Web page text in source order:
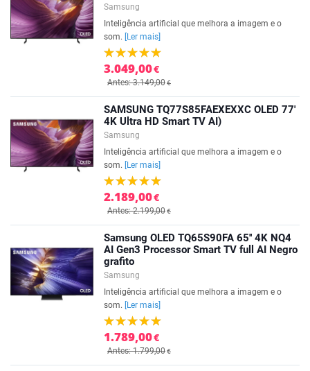
Samsung
Inteligência artificial que melhora a imagem e o
som.
[Ler mais]
3.049,00€
Antes: 3.149,00€
SAMSUNG TQ77S85FAEXEXXC OLED 77'
4K Ultra HD Smart TV AI)
Samsung
Inteligência artificial que melhora a imagem e o
som.
[Ler mais]
2.189,00€
Antes: 2.199,00€
Samsung OLED TQ65S90FA 65'' 4K NQ4
AI Gen3 Processor Smart TV full AI Negro
grafito
Samsung
Inteligência artificial que melhora a imagem e o
som.
[Ler mais]
1.789,00€
Antes: 1.799,00€